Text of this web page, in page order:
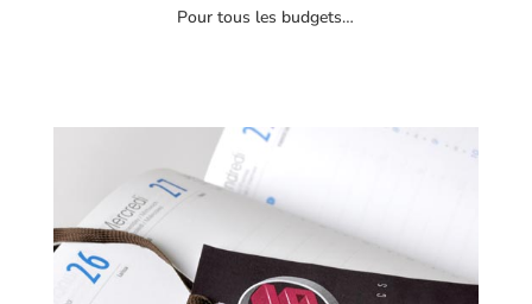
Pour tous les budgets…